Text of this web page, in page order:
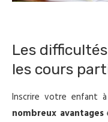
Les
les cours
Inscrire votre enfant
nombreux avantages